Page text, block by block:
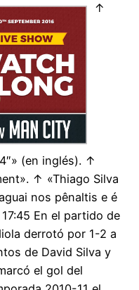
↑
(en inglés). ↑
↑ «Thiago Silva
nos pênaltis e é
En el partido de
derrotó por 1-2 a
de David Silva y
el gol del